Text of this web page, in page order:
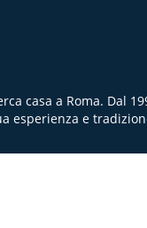
casa a Roma. Dal
esperienza e